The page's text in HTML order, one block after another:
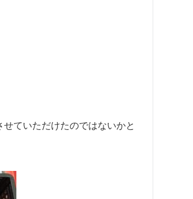
ていただけたのではないかと